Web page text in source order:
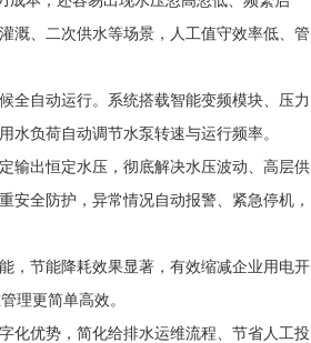
溉、二次供水等场景，人工值守效率低、管
全自动运行。系统搭载智能变频模块、压力
负荷自动调节水泵转速与运行频率。
输出恒定水压，彻底解决水压波动、高层供
安全防护，异常情况自动报警、紧急停机，
，节能降耗效果显著，有效缩减企业用电开
理更简单高效。
化优势，简化给排水运维流程、节省人工投